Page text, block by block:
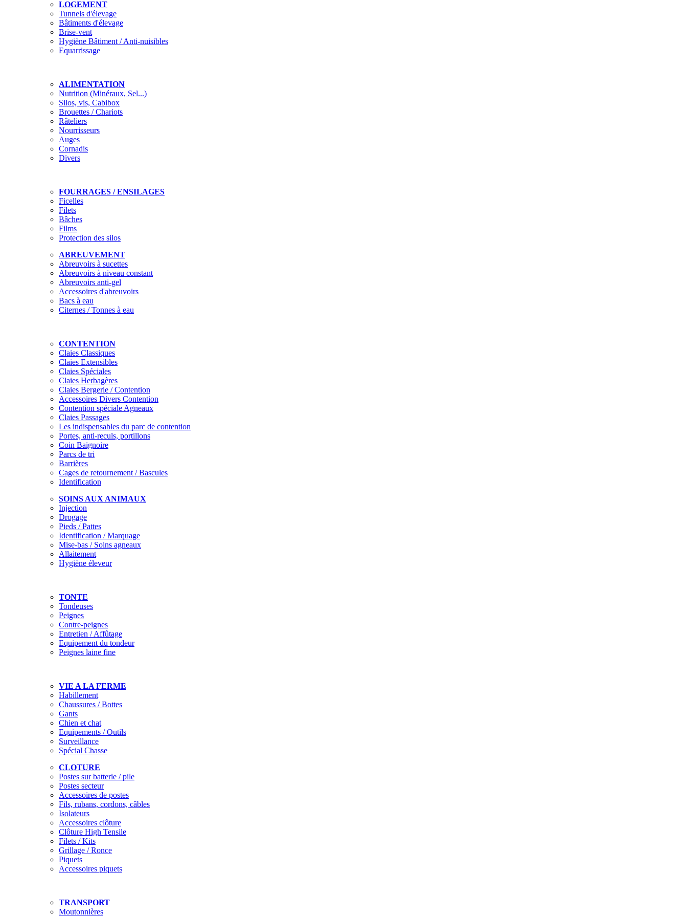
LOGEMENT
Tunnels d'élevage
Bâtiments d'élevage
Brise-vent
Hygiène Bâtiment / Anti-nuisibles
Equarrissage
ALIMENTATION
Nutrition (Minéraux, Sel...)
Silos, vis, Cabibox
Brouettes / Chariots
Râteliers
Nourrisseurs
Auges
Cornadis
Divers
FOURRAGES / ENSILAGES
Ficelles
Filets
Bâches
Films
Protection des silos
ABREUVEMENT
Abreuvoirs à sucettes
Abreuvoirs à niveau constant
Abreuvoirs anti-gel
Accessoires d'abreuvoirs
Bacs à eau
Citernes / Tonnes à eau
CONTENTION
Claies Classiques
Claies Extensibles
Claies Spéciales
Claies Herbagères
Claies Bergerie / Contention
Accessoires Divers Contention
Contention spéciale Agneaux
Claies Passages
Les indispensables du parc de contention
Portes, anti-reculs, portillons
Coin Baignoire
Parcs de tri
Barrières
Cages de retournement / Bascules
Identification
SOINS AUX ANIMAUX
Injection
Drogage
Pieds / Pattes
Identification / Marquage
Mise-bas / Soins agneaux
Allaitement
Hygiène éleveur
TONTE
Tondeuses
Peignes
Contre-peignes
Entretien / Affûtage
Equipement du tondeur
Peignes laine fine
VIE A LA FERME
Habillement
Chaussures / Bottes
Gants
Chien et chat
Equipements / Outils
Surveillance
Spécial Chasse
CLOTURE
Postes sur batterie / pile
Postes secteur
Accessoires de postes
Fils, rubans, cordons, câbles
Isolateurs
Accessoires clôture
Clôture High Tensile
Filets / Kits
Grillage / Ronce
Piquets
Accessoires piquets
TRANSPORT
Moutonnières